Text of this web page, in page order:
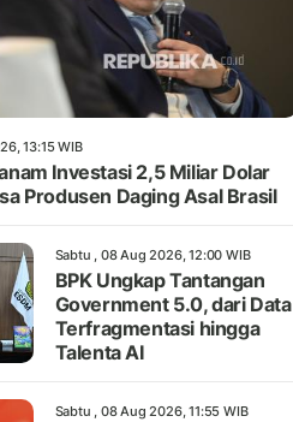
13:15 WIB
Investasi 2,5 Miliar Dolar
Produsen Daging Asal Brasil
Sabtu , 08 Aug 2026, 12:00 WIB
BPK Ungkap Tantangan
Government 5.0, dari Data
Terfragmentasi hingga
Talenta AI
Sabtu , 08 Aug 2026, 11:55 WIB